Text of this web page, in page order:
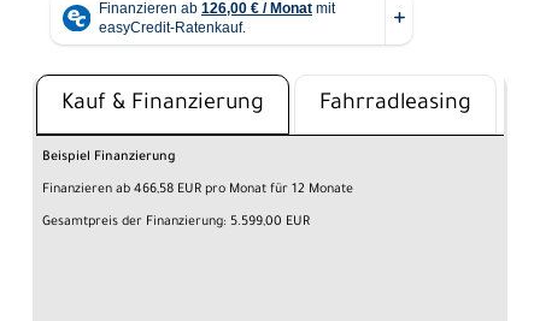
Kauf & Finanzierung Fahrradleasing
Beispiel Finanzierung
Finanzieren ab 466,58 EUR pro Monat für 12 Monate
Gesamtpreis der Finanzierung: 5.599,00 EUR